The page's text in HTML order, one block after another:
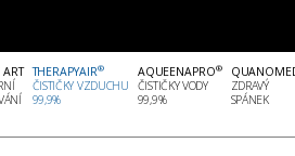
ART THERAPYAIR®
ČISTIČKY VZDUCHU
99,9%
AQUEENAPRO®
ČISTIČKY VODY
99,9%
ZDRAVÝ
SPÁNEK